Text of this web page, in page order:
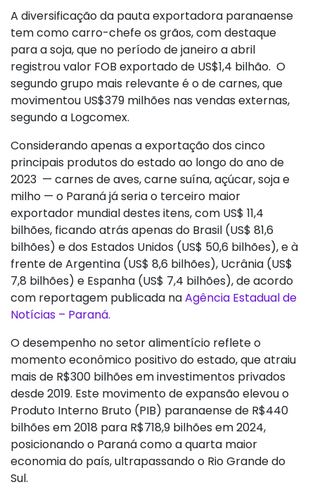
A diversificação da pauta exportadora paranaense
tem como carro-chefe os grãos, com destaque
para a soja, que no período de janeiro a abril
registrou valor FOB exportado de US$1,4 bilhão. O
segundo grupo mais relevante é o de carnes, que
movimentou US$379 milhões nas vendas externas,
segundo a Logcomex.
Considerando apenas a exportação dos cinco
principais produtos do estado ao longo do ano de
2023 — carnes de aves, carne suína, açúcar, soja e
milho — o Paraná já seria o terceiro maior
exportador mundial destes itens, com US$ 11,4
bilhões, ficando atrás apenas do Brasil (US$ 81,6
bilhões) e dos Estados Unidos (US$ 50,6 bilhões), e à
frente de Argentina (US$ 8,6 bilhões), Ucrânia (US$
7,8 bilhões) e Espanha (US$ 7,4 bilhões), de acordo
com reportagem publicada naAgência Estadual de
Notícias – Paraná.
O desempenho no setor alimentício reflete o
momento econômico positivo do estado, que atraiu
mais de R$300 bilhões em investimentos privados
desde 2019. Este movimento de expansão elevou o
Produto Interno Bruto (PIB) paranaense de R$440
bilhões em 2018 para R$718,9 bilhões em 2024,
posicionando o Paraná como a quarta maior
economia do país, ultrapassando o Rio Grande do
Sul.